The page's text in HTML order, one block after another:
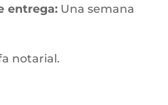
entrega:Una semana
notarial.